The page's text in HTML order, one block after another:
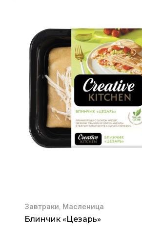
Завтраки, Масленица
Блинчик «Цезарь»